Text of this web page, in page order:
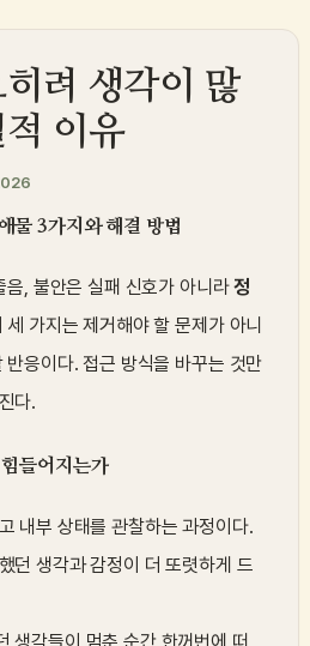
려 생각이 많
이유
물 3가지와 해결 방법
음, 불안은 실패 신호가 아니라정
세 가지는 제거해야 할 문제가 아니
반응이다. 접근 방식을 바꾸는 것만
다.
들어지는가
내부 상태를 관찰하는 과정이다.
던 생각과 감정이 더 또렷하게 드
생각들이 멈춘 순간 한꺼번에 떠